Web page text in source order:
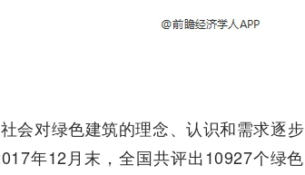
会对绿色建筑的理念、认识和需求逐步
年12月末，全国共评出10927个绿色